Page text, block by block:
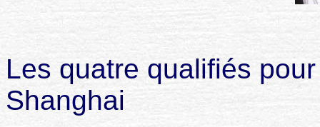
Les quatre qualifiés
Shanghai